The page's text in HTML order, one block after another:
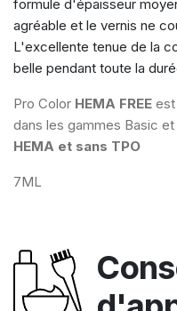
formule d'épaisseur
agréable et le vernis ne
L'excellente tenue de la
belle pendant toute la
Pro Color HEMA FREE
dans les gammes Basic
HEMA et sans TPO
7ML